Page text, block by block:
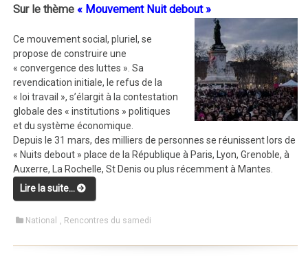
Sur le thème« Mouvement Nuit debout »
Ce mouvement social, pluriel, se
propose de construire une
« convergence des luttes ». Sa
revendication initiale, le refus de la
« loi travail », s’élargit à la contestation
globale des « institutions » politiques
et du système économique.
Depuis le 31 mars, des milliers de personnes se réunissent lors de
« Nuits debout » place de la République à Paris, Lyon, Grenoble, à
Auxerre, La Rochelle, St Denis ou plus récemment à Mantes.
Lire la suite…“Le mouvement “Nuit Debout””
National , Rencontres du samedi